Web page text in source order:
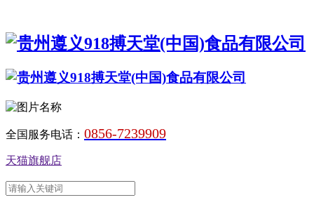
全国服务电话： 0856-7239909
天猫旗舰店